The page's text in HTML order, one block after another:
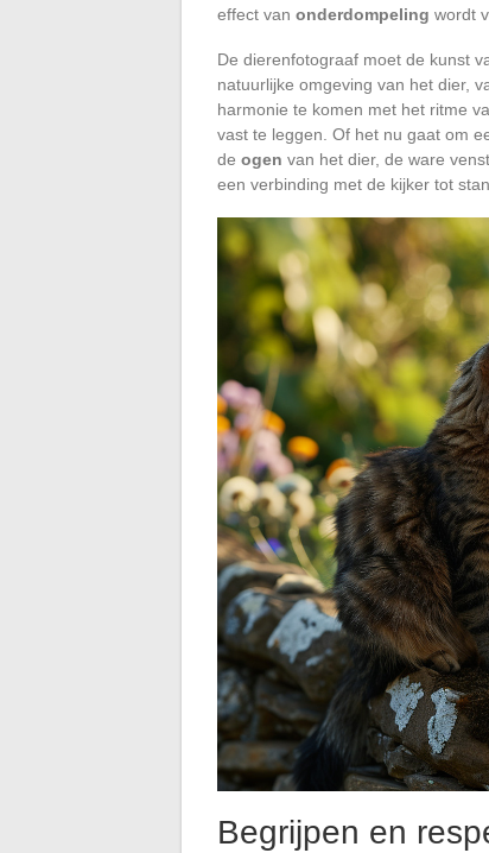
effect van onderdompeling wordt
De dierenfotograaf moet de kunst
natuurlijke omgeving van het dier,
harmonie te komen met het ritme
vast te leggen. Of het nu gaat om
de ogen van het dier, de ware
een verbinding met de kijker tot
Begrijpen en